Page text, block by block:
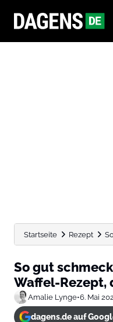
Startseite Rezept
So gut
Waffel-Rezept,
Amalie Lynge•6. Mai
dagens.de auf